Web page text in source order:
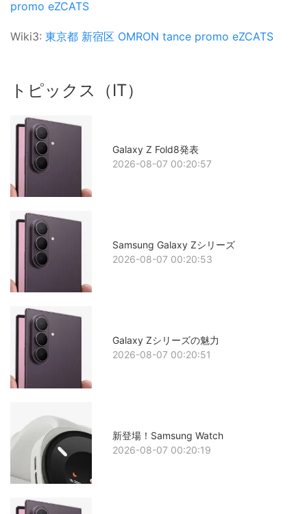
promo eZCATS
Wiki3: 東京都 新宿区 OMRON tance promo eZCATS
トピックス（IT）
Galaxy Z Fold8発表
2026-08-07 00:20:57
Samsung Galaxy Zシリーズ
2026-08-07 00:20:53
Galaxy Zシリーズの魅力
2026-08-07 00:20:51
新登場！Samsung Watch
2026-08-07 00:20:19